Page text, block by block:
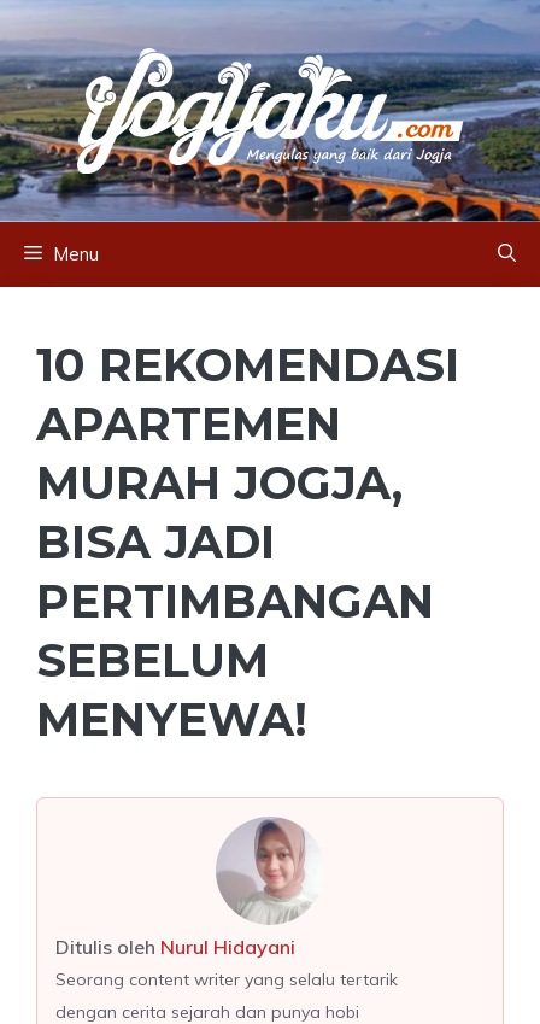
to
content
Menu
10 REKOMENDASI
APARTEMEN
MURAH JOGJA,
BISA JADI
PERTIMBANGAN
SEBELUM
MENYEWA!
Ditulis oleh Nurul Hidayani
Seorang content writer yang selalu tertarik
dengan cerita sejarah dan punya hobi